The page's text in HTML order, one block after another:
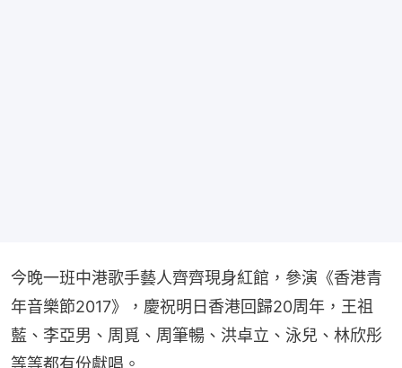
今晚一班中港歌手藝人齊齊現身紅館，參演《香港青
年音樂節2017》，慶祝明日香港回歸20周年，王祖
藍、李亞男、周覓、周筆暢、洪卓立、泳兒、林欣彤
等等都有份獻唱。